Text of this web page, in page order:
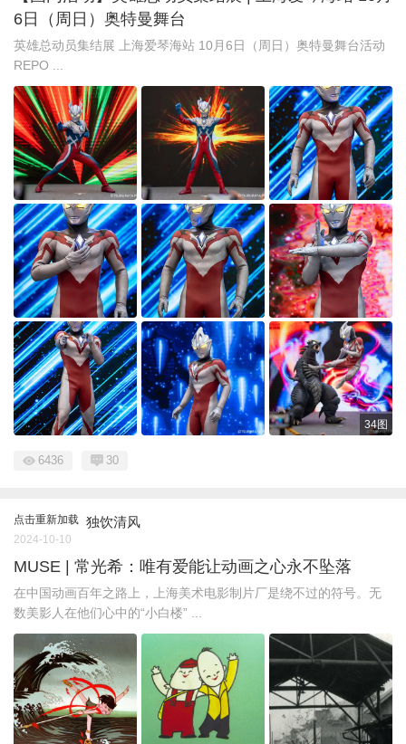
6日（周日）奥特曼舞台
英雄总动员集结展 上海爱琴海站 10月6日（周日）奥特曼舞台活动
REPO ...
34图
6436 30
点击重新加载 独饮清风
2024-10-10
MUSE | 常光希：唯有爱能让动画之心永不坠落
在中国动画百年之路上，上海美术电影制片厂是绕不过的符号。无
数美影人在他们心中的“小白楼” ...